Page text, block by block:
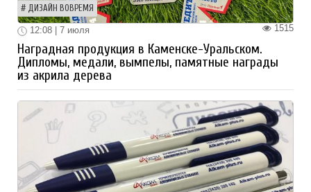
ДИЗАЙН ВОВРЕМЯ
1515
12:08 | 7 июля
Наградная продукция в Каменске-Уральском.
Дипломы, медали, вымпелы, памятные награды
из акрила дерева